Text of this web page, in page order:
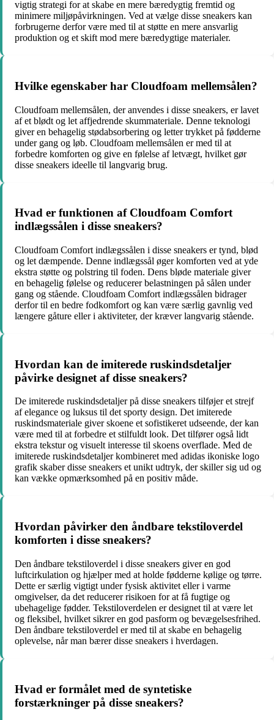
vigtig strategi for at skabe en mere bæredygtig fremtid og
minimere miljøpåvirkningen. Ved at vælge disse sneakers kan
forbrugerne derfor være med til at støtte en mere ansvarlig
produktion og et skift mod mere bæredygtige materialer.
Hvilke egenskaber har Cloudfoam mellemsålen?
Cloudfoam mellemsålen, der anvendes i disse sneakers, er lavet
af et blødt og let affjedrende skummateriale. Denne teknologi
giver en behagelig stødabsorbering og letter trykket på fødderne
under gang og løb. Cloudfoam mellemsålen er med til at
forbedre komforten og give en følelse af letvægt, hvilket gør
disse sneakers ideelle til langvarig brug.
Hvad er funktionen af Cloudfoam Comfort
indlægssålen i disse sneakers?
Cloudfoam Comfort indlægssålen i disse sneakers er tynd, blød
og let dæmpende. Denne indlægssål øger komforten ved at yde
ekstra støtte og polstring til foden. Dens bløde materiale giver
en behagelig følelse og reducerer belastningen på sålen under
gang og stående. Cloudfoam Comfort indlægssålen bidrager
derfor til en bedre fodkomfort og kan være særlig gavnlig ved
længere gåture eller i aktiviteter, der kræver langvarig stående.
Hvordan kan de imiterede ruskindsdetaljer
påvirke designet af disse sneakers?
De imiterede ruskindsdetaljer på disse sneakers tilføjer et strejf
af elegance og luksus til det sporty design. Det imiterede
ruskindsmateriale giver skoene et sofistikeret udseende, der kan
være med til at forbedre et stilfuldt look. Det tilfører også lidt
ekstra tekstur og visuelt interesse til skoens overflade. Med de
imiterede ruskindsdetaljer kombineret med adidas ikoniske logo
grafik skaber disse sneakers et unikt udtryk, der skiller sig ud og
kan vække opmærksomhed på en positiv måde.
Hvordan påvirker den åndbare tekstiloverdel
komforten i disse sneakers?
Den åndbare tekstiloverdel i disse sneakers giver en god
luftcirkulation og hjælper med at holde fødderne kølige og tørre.
Dette er særlig vigtigt under fysisk aktivitet eller i varme
omgivelser, da det reducerer risikoen for at få fugtige og
ubehagelige fødder. Tekstiloverdelen er designet til at være let
og fleksibel, hvilket sikrer en god pasform og bevægelsesfrihed.
Den åndbare tekstiloverdel er med til at skabe en behagelig
oplevelse, når man bærer disse sneakers i hverdagen.
Hvad er formålet med de syntetiske
forstærkninger på disse sneakers?